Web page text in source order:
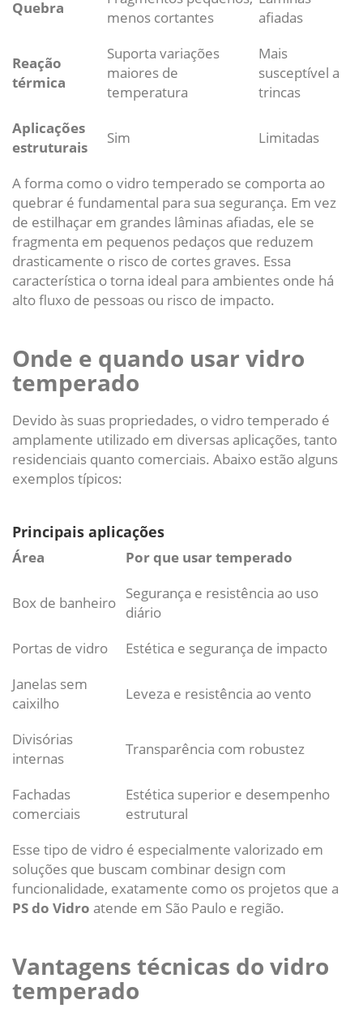
Quebra
menos cortantes
afiadas
Reação
térmica
Suporta variações
maiores de
temperatura
Mais
susceptível a
trincas
Aplicações
estruturais
Sim Limitadas
A forma como o vidro temperado se comporta ao
quebrar é fundamental para sua segurança. Em vez
de estilhaçar em grandes lâminas afiadas, ele se
fragmenta em pequenos pedaços que reduzem
drasticamente o risco de cortes graves. Essa
característica o torna ideal para ambientes onde há
alto fluxo de pessoas ou risco de impacto.
Onde e quando usar vidro
temperado
Devido às suas propriedades, o vidro temperado é
amplamente utilizado em diversas aplicações, tanto
residenciais quanto comerciais. Abaixo estão alguns
exemplos típicos:
Principais aplicações
Área Por que usar temperado
Box de banheiro
Segurança e resistência ao uso
diário
Portas de vidro
Estética e segurança de impacto
Janelas sem
caixilho
Leveza e resistência ao vento
Divisórias
internas
Transparência com robustez
Fachadas
comerciais
Estética superior e desempenho
estrutural
Esse tipo de vidro é especialmente valorizado em
soluções que buscam combinar design com
funcionalidade, exatamente como os projetos que a
PS do Vidro atende em São Paulo e região.
Vantagens técnicas do vidro
temperado